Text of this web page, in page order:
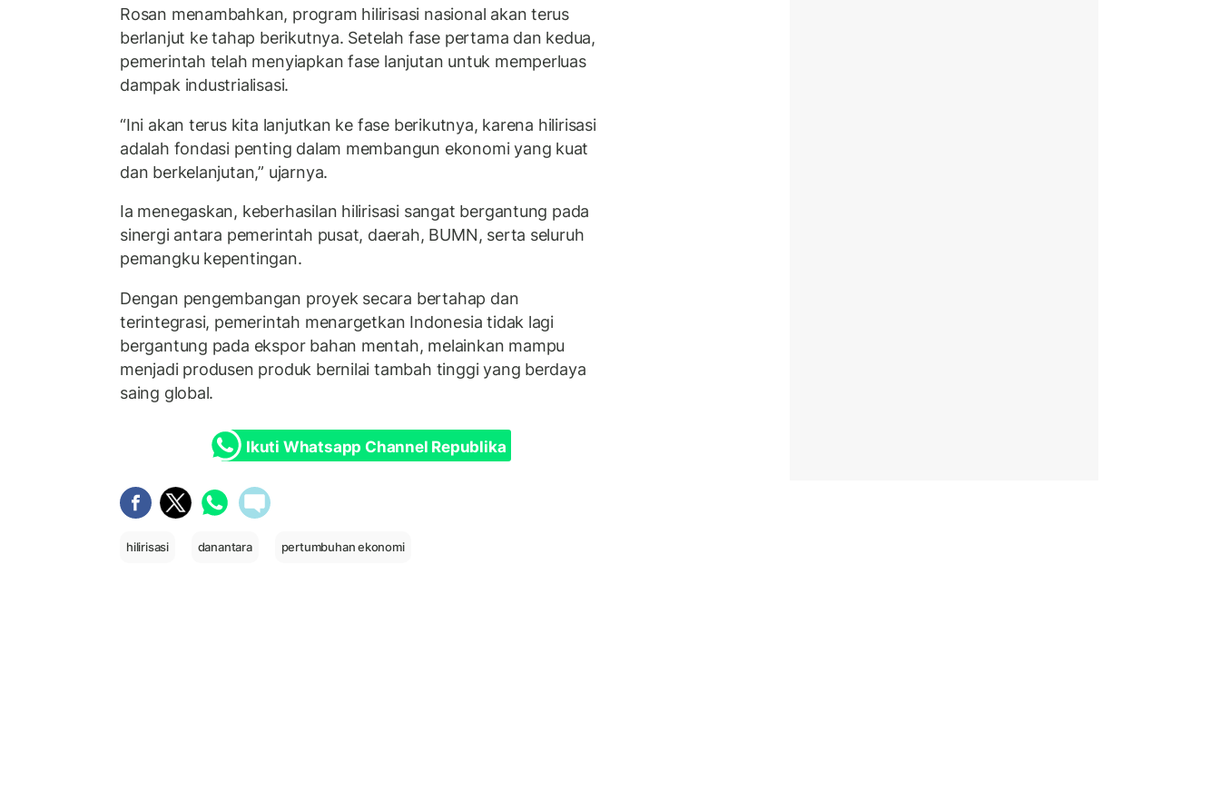
Rosan menambahkan, program hilirisasi nasional akan terus
berlanjut ke tahap berikutnya. Setelah fase pertama dan kedua,
pemerintah telah menyiapkan fase lanjutan untuk memperluas
dampak industrialisasi.
“Ini akan terus kita lanjutkan ke fase berikutnya, karena hilirisasi
adalah fondasi penting dalam membangun ekonomi yang kuat
dan berkelanjutan,” ujarnya.
Ia menegaskan, keberhasilan hilirisasi sangat bergantung pada
sinergi antara pemerintah pusat, daerah, BUMN, serta seluruh
pemangku kepentingan.
Dengan pengembangan proyek secara bertahap dan
terintegrasi, pemerintah menargetkan Indonesia tidak lagi
bergantung pada ekspor bahan mentah, melainkan mampu
menjadi produsen produk bernilai tambah tinggi yang berdaya
saing global.
Ikuti Whatsapp Channel Republika
hilirisasi danantara pertumbuhan ekonomi